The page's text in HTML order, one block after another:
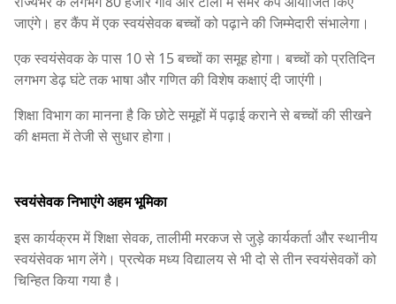
जाएंगे। हर कैंप में एक स्वयंसेवक बच्चों को पढ़ाने की जिम्मेदारी संभालेगा।
एक स्वयंसेवक के पास 10 से 15 बच्चों का समूह होगा। बच्चों को प्रतिदिन
लगभग डेढ़ घंटे तक भाषा और गणित की विशेष कक्षाएं दी जाएंगी।
शिक्षा विभाग का मानना है कि छोटे समूहों में पढ़ाई कराने से बच्चों की सीखने
की क्षमता में तेजी से सुधार होगा।
स्वयंसेवक निभाएंगे अहम भूमिका
इस कार्यक्रम में शिक्षा सेवक, तालीमी मरकज से जुड़े कार्यकर्ता और स्थानीय
स्वयंसेवक भाग लेंगे। प्रत्येक मध्य विद्यालय से भी दो से तीन स्वयंसेवकों को
चिन्हित किया गया है।